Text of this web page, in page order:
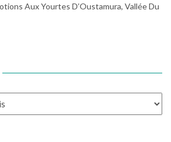
Aux Yourtes D’Oustamura, Vallée Du